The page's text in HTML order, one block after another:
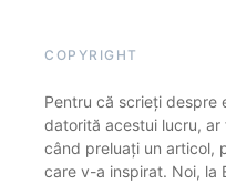
COPYRIGHT
Pentru că scrieți despre
datorită acestui lucru,
când preluați un articol,
care v-a inspirat. Noi, la